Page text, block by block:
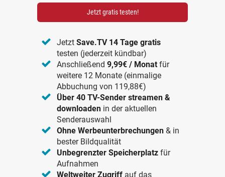
Jetzt gratis testen!
JetztSave.TV 14 Tage gratis
testen (jederzeit kündbar)
Anschließend9,99€ / Monat für
weitere 12 Monate (einmalige
Abbuchung von 119,88€)
Über 40 TV-Sender streamen &
downloaden in der aktuellen
Senderauswahl
Ohne Werbeunterbrechungen & in
bester Bildqualität
Unbegrenzter Speicherplatz für
Aufnahmen
Weltweiter Zugriff auf das